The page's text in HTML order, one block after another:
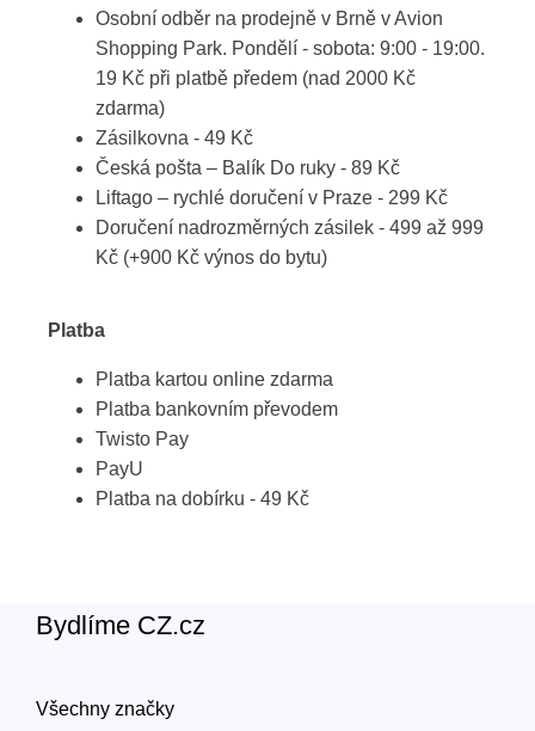
Osobní odběr na prodejně v Brně v Avion
Shopping Park. Pondělí - sobota: 9:00 - 19:00.
19 Kč při platbě předem (nad 2000 Kč
zdarma)
Zásilkovna - 49 Kč
Česká pošta – Balík Do ruky - 89 Kč
Liftago – rychlé doručení v Praze - 299 Kč
Doručení nadrozměrných zásilek - 499 až 999
Kč (+900 Kč výnos do bytu)
Platba
Platba kartou online zdarma
Platba bankovním převodem
Twisto Pay
PayU
Platba na dobírku - 49 Kč
Bydlíme CZ.cz
Všechny značky